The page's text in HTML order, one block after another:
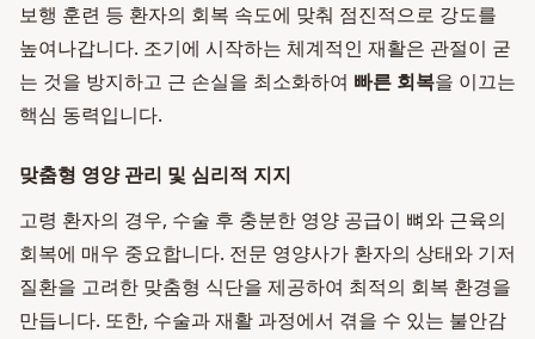
보행 훈련 등 환자의 회복 속도에 맞춰 점진적으로 강도를
높여나갑니다. 조기에 시작하는 체계적인 재활은 관절이 굳
는 것을 방지하고 근 손실을 최소화하여 빠른 회복을 이끄는
핵심 동력입니다.
맞춤형 영양 관리 및 심리적 지지
고령 환자의 경우, 수술 후 충분한 영양 공급이 뼈와 근육의
회복에 매우 중요합니다. 전문 영양사가 환자의 상태와 기저
질환을 고려한 맞춤형 식단을 제공하여 최적의 회복 환경을
만듭니다. 또한, 수술과 재활 과정에서 겪을 수 있는 불안감